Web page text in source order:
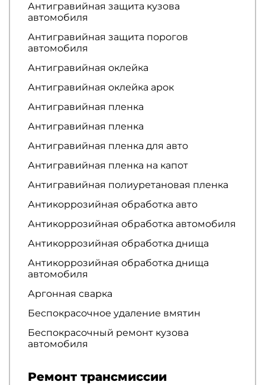
Антигравийная защита кузова
автомобиля
Антигравийная защита порогов
автомобиля
Антигравийная оклейка
Антигравийная оклейка арок
Антигравийная пленка
Антигравийная пленка
Антигравийная пленка для авто
Антигравийная пленка на капот
Антигравийная полиуретановая пленка
Антикоррозийная обработка авто
Антикоррозийная обработка автомобиля
Антикоррозийная обработка днища
Антикоррозийная обработка днища
автомобиля
Аргонная сварка
Беспокрасочное удаление вмятин
Беспокрасочный ремонт кузова
автомобиля
Ремонт трансмиссии